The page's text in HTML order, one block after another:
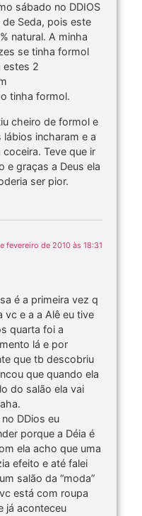
sábado no DDIOS
Seda, pois este
natural. A minha
se tinha formol
estes 2
tinha formol.
cheiro de formol e
incharam e a
Teve que ir
e graças a Deus ela
ser pior.
fevereiro de 2010 às 18:31
é a primeira vez q
vc e a a Alê eu tive
quarta foi a
lá e por
que tb descobriu
que quando ela
do salão ela vai
DDios eu
porque a Déia é
ela acho que uma
efeito e até falei
salão da “moda”
está com roupa
já aconteceu